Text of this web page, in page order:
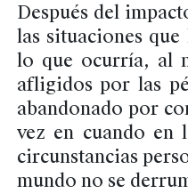
Después del
las situaciones
lo que ocurría, al
afligidos por las
abandonado por
vez en cuando en
circunstancias
mundo no se